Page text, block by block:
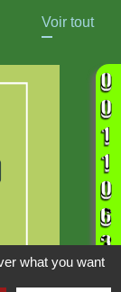
Voir tout
what you want